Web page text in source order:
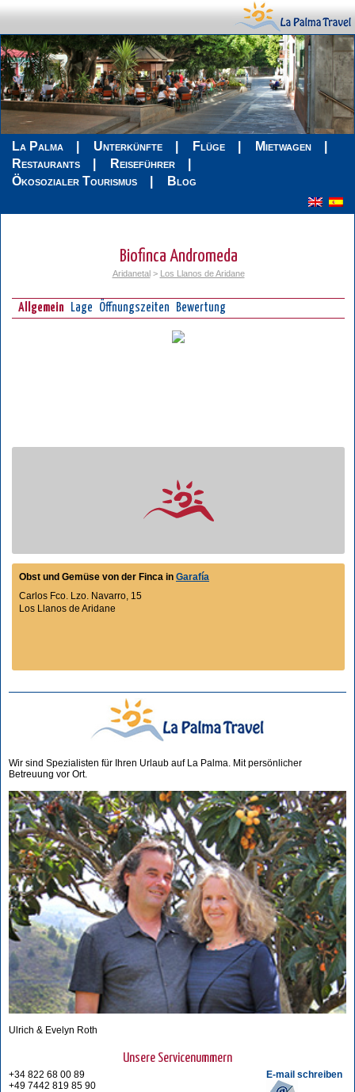
La Palma Unterkünfte Flüge
Mietwagen
Restaurants
Reiseführer
Ökosozialer Tourismus
Blog
Biofinca Andromeda
Aridanetal> Los Llanos de Aridane
Allgemein Lage Öffnungszeiten Bewertung
Obst und Gemüse von der Finca in Garafía
Carlos Fco. Lzo. Navarro, 15
Los Llanos de Aridane
Wir sind Spezialisten für Ihren Urlaub auf La Palma. Mit persönlicher
Betreuung vor Ort.
Ulrich & Evelyn Roth
Unsere Servicenummern
E-mail schreiben
+34 822 68 00 89
+49 7442 819 85 90